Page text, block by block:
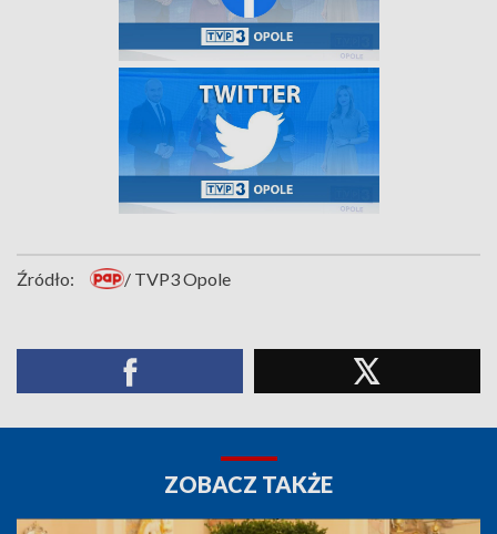
Źródło: / TVP3 Opole
ZOBACZ TAKŻE